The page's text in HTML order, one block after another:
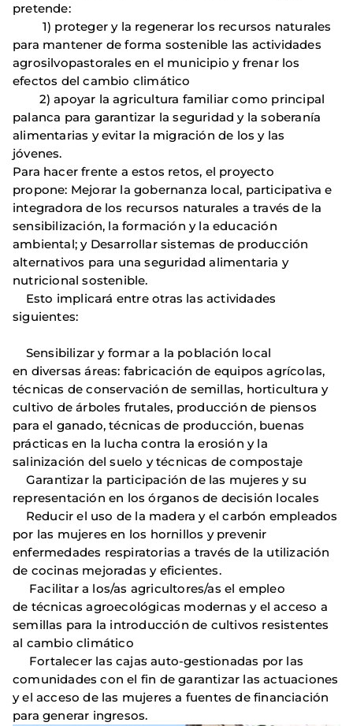
pretende:
1) proteger y la regenerar los recursos naturales
para mantener de forma sostenible las actividades
agrosilvopastorales en el municipio y frenar los
efectos del cambio climático
2) apoyar la agricultura familiar como principal
palanca para garantizar la seguridad y la soberanía
alimentarias y evitar la migración de los y las
jóvenes.
Para hacer frente a estos retos, el proyecto
propone: Mejorar la gobernanza local, participativa e
integradora de los recursos naturales a través de la
sensibilización, la formación y la educación
ambiental; y Desarrollar sistemas de producción
alternativos para una seguridad alimentaria y
nutricional sostenible.
Esto implicará entre otras las actividades
siguientes:
Sensibilizar y formar a la población local
en diversas áreas: fabricación de equipos agrícolas,
técnicas de conservación de semillas, horticultura y
cultivo de árboles frutales, producción de piensos
para el ganado, técnicas de producción, buenas
prácticas en la lucha contra la erosión y la
salinización del suelo y técnicas de compostaje
Garantizar la participación de las mujeres y su
representación en los órganos de decisión locales
Reducir el uso de la madera y el carbón empleados
por las mujeres en los hornillos y prevenir
enfermedades respiratorias a través de la utilización
de cocinas mejoradas y eficientes.
Facilitar a los/as agricultores/as el empleo
de técnicas agroecológicas modernas y el acceso a
semillas para la introducción de cultivos resistentes
al cambio climático
Fortalecer las cajas auto-gestionadas por las
comunidades con el fin de garantizar las actuaciones
y el acceso de las mujeres a fuentes de financiación
para generar ingresos.